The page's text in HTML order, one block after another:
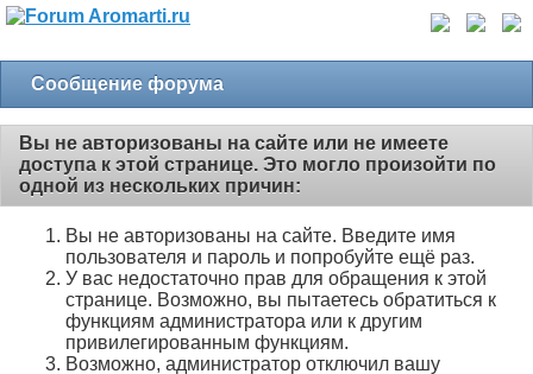
Сообщение форума
Вы не авторизованы на сайте или не имеете
доступа к этой странице. Это могло произойти по
одной из нескольких причин:
Вы не авторизованы на сайте. Введите имя
пользователя и пароль и попробуйте ещё раз.
У вас недостаточно прав для обращения к этой
странице. Возможно, вы пытаетесь обратиться к
функциям администратора или к другим
привилегированным функциям.
Возможно, администратор отключил вашу